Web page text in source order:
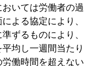
いては労働者の過
よる協定により、
ずるものにより、
均し一週間当たり
働時間を超えない